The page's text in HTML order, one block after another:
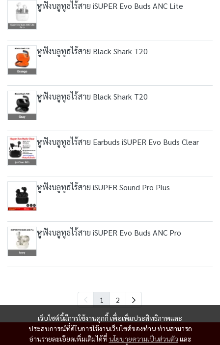
หูฟังบลูทูธไร้สาย iSUPER Evo Buds ANC Lite
หูฟังบลูทูธไร้สาย Black Shark T20
หูฟังบลูทูธไร้สาย Black Shark T20
หูฟังบลูทูธไร้สาย Earbuds iSUPER Evo Buds Clear
หูฟังบลูทูธไร้สาย iSUPER Sound Pro Plus
หูฟังบลูทูธไร้สาย iSUPER Evo Buds ANC Pro
1 2
เว็บไซต์นี้มีการใช้งานคุกกี้ เพื่อเพิ่มประสิทธิภาพและ
ประสบการณ์ที่ดีในการใช้งานเว็บไซต์ของท่าน ท่านสามารถ
อ่านรายละเอียดเพิ่มเติมได้ที่ นโยบายความเป็นส่วนตัว และ